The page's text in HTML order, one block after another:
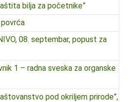
bilja za početnike”
08. septembar, popust za
1 – radna sveska za organske
pod okriljem prirode”,